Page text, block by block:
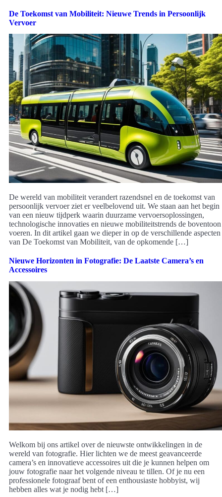
De Toekomst van Mobiliteit: Nieuwe Trends in Persoonlijk
Vervoer
De wereld van mobiliteit verandert razendsnel en de toekomst van
persoonlijk vervoer ziet er veelbelovend uit. We staan aan het begin
van een nieuw tijdperk waarin duurzame vervoersoplossingen,
technologische innovaties en nieuwe mobiliteitstrends de boventoon
voeren. In dit artikel gaan we dieper in op de verschillende aspecten
van De Toekomst van Mobiliteit, van de opkomende […]
Nieuwe Horizonten in Fotografie: De Laatste Camera’s en
Accessoires
Welkom bij ons artikel over de nieuwste ontwikkelingen in de
wereld van fotografie. Hier lichten we de meest geavanceerde
camera’s en innovatieve accessoires uit die je kunnen helpen om
jouw fotografie naar het volgende niveau te tillen. Of je nu een
professionele fotograaf bent of een enthousiaste hobbyist, wij
hebben alles wat je nodig hebt […]